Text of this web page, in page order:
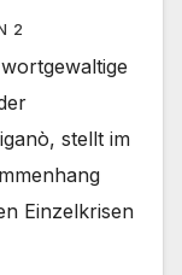
2
stellt im
Einzelkrisen